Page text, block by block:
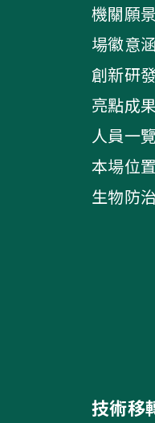
機關願景
場徽意涵
創新研
亮點成果
人員一
本場位置
生物防
技術移